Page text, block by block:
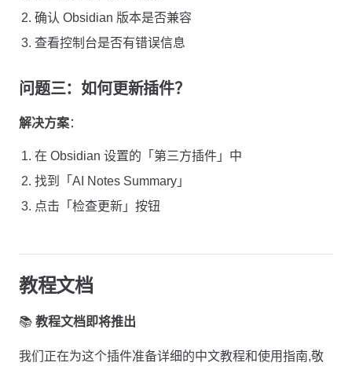
确认 Obsidian 版本是否兼容
查看控制台是否有错误信息
问题三：如何更新插件？
解决方案：
在 Obsidian 设置的「第三方插件」中
找到「AI Notes Summary」
点击「检查更新」按钮
教程文档
📚 教程文档即将推出
我们正在为这个插件准备详细的中文教程和使用指南,敬